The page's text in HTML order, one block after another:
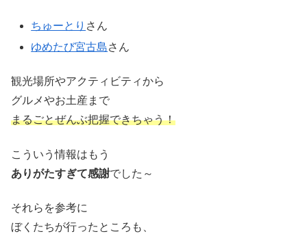
ちゅーとり さん
ゆめたび宮古島さん
観光場所やアクティビティから
グルメやお土産まで
まるごとぜんぶ把握できちゃう！
こういう情報はもう
ありがたすぎて感謝でした～
それらを参考に
ぼくたちが行ったところも、